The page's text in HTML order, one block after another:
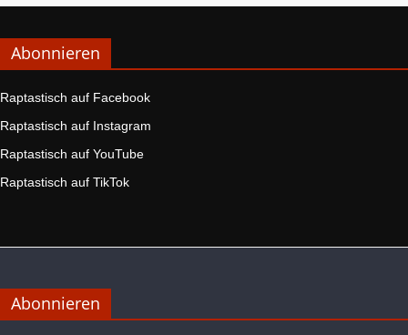
Abonnieren
Raptastisch auf Facebook
Raptastisch auf Instagram
Raptastisch auf YouTube
Raptastisch auf TikTok
Abonnieren